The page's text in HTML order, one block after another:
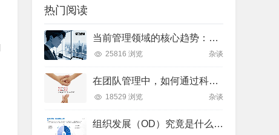
热门阅读
当前管理领域的核心趋势：多维度解析与实践方向
25816 浏览 杂谈
在团队管理中，如何通过科学的领导艺术激发成员潜力并实现目标？
18529 浏览 杂谈
组织发展（OD）究竟是什么？如何有效推进并解决企业管理难题？